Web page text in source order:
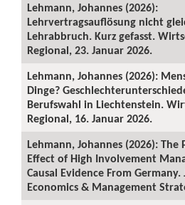
Lehmann, Johannes (2026):
Lehrvertragsauflösung nicht
Lehrabbruch. Kurz gefasst.
Regional, 23. Januar 2026.
Lehmann, Johannes (2026):
Dinge?
Berufswahl in Liechtenstein.
Regional, 16. Januar 2026.
Lehmann, Johannes (2026):
Effect of High Involvement
Causal Evidence From
Economics & Management